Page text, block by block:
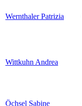
Wernthaler Patrizia
Wittkuhn Andrea
Öchsel Sabine